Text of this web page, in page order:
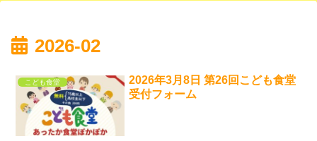
2026-02
こども食堂
2026年3月8日 第26回こども食堂
受付フォーム